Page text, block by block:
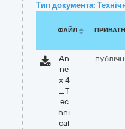
Тип документа:
ФАЙЛ
An
ne
x 4
_T
ec
hni
cal